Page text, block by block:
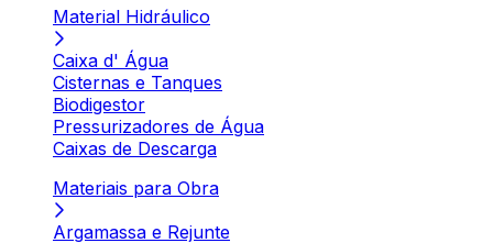
Material Hidráulico
Caixa d' Água
Cisternas e Tanques
Biodigestor
Pressurizadores de Água
Caixas de Descarga
Materiais para Obra
Argamassa e Rejunte